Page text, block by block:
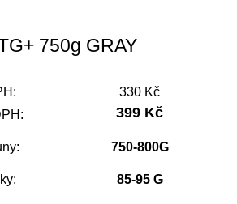
750g GRAY
330 Kč
399 Kč
750-800G
85-95 G